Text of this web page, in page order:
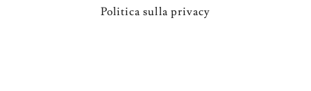
Politica sulla privacy